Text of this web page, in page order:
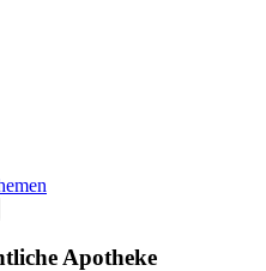
Apotheke